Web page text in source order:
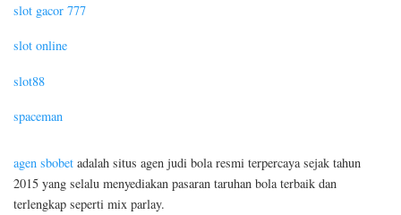
slot gacor 777
slot online
slot88
spaceman
agen sbobet adalah situs agen judi bola resmi terpercaya sejak tahun
2015 yang selalu menyediakan pasaran taruhan bola terbaik dan
terlengkap seperti mix parlay.